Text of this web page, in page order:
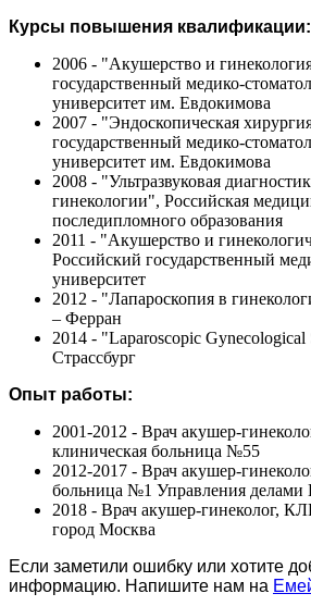
Курсы повышения квалификации:
2006 - "Акушерство и
государственный медико-
университет им. Евдокимова
2007 - "Эндоскопическая
государственный медико-
университет им. Евдокимова
2008 - "Ультразвуковая
гинекологии", Российская
последипломного образования
2011 - "Акушерство и
Российский государственный
университет
2012 - "Лапароскопия в
– Ферран
2014 - "Laparoscopic
Страссбург
Опыт работы:
2001-2012 - Врач акушер-
клиническая больница №55
2012-2017 - Врач акушер-
больница №1 Управления делами
2018 - Врач акушер-
город Москва
Если заметили ошибку или хотите
информацию. Напишите нам на